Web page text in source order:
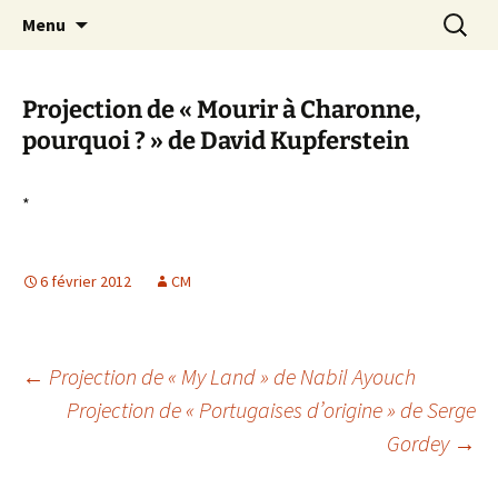
Canal Marches
Menu
Projection de « Mourir à Charonne,
pourquoi ? » de David Kupferstein
*
6 février 2012 CM
Navigation
← Projection de « My Land » de Nabil Ayouch
Projection de « Portugaises d’origine » de Serge
Gordey →